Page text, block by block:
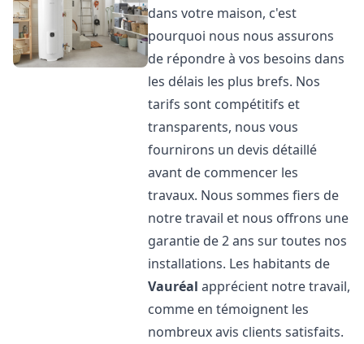
dans votre maison, c'est
pourquoi nous nous assurons
de répondre à vos besoins dans
les délais les plus brefs. Nos
tarifs sont compétitifs et
transparents, nous vous
fournirons un devis détaillé
avant de commencer les
travaux. Nous sommes fiers de
notre travail et nous offrons une
garantie de 2 ans sur toutes nos
installations. Les habitants de
Vauréal apprécient notre travail,
comme en témoignent les
nombreux avis clients satisfaits.